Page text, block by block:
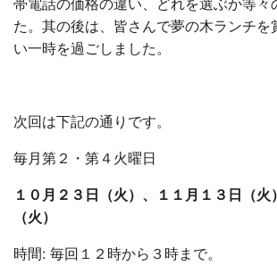
帯電話の価格の違い、どれを選ぶか等々
た。其の後は、皆さんで夢の木ランチを
い一時を過ごしました。
次回は下記の通りです。
毎月第２・第４火曜日
１０月２３日（火）、１１月１３日（火
（火）
時間: 毎回１２時から３時まで。